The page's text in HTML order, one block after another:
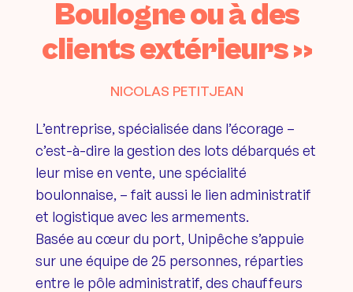
Boulogne ou à des
clients extérieurs »
NICOLAS PETITJEAN
L’entreprise, spécialisée dans l’écorage –
c’est-à-dire la gestion des lots débarqués et
leur mise en vente, une spécialité
boulonnaise, – fait aussi le lien administratif
et logistique avec les armements.
Basée au cœur du port, Unipêche s’appuie
sur une équipe de 25 personnes, réparties
entre le pôle administratif, des chauffeurs